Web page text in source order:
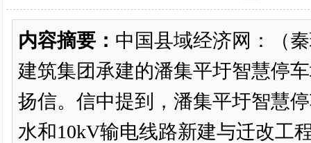
内容摘要： 中国县域经济网：（
建筑集团承建的潘集平圩智慧停
扬信。信中提到，潘集平圩智慧
水和10kV输电线路新建与迁改工